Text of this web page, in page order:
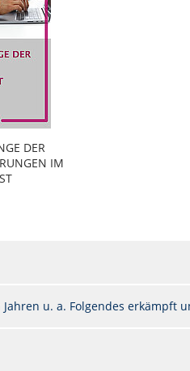
DER
IM
u. a. Folgendes erkämpft